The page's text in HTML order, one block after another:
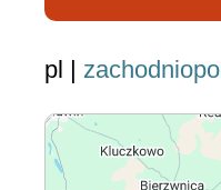
pl |